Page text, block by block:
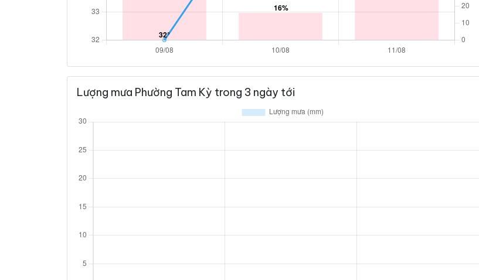
Lượng mưa Phường Tam Kỳ trong 3 ngày tới